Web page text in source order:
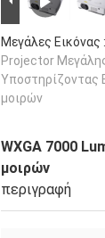
Μεγάλες Εικόνας :
Projector
Υποστηρίζοντας
μοιρών
WXGA 7000
μοιρών
περιγραφή